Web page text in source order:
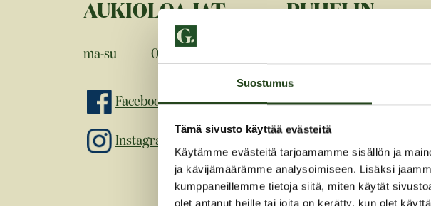
Suostumus
Tämä sivusto käyttää evästeitä
Käytämme evästeitä tarjoamamme sisällön ja
ja kävijämäärämme analysoimiseen. Lisäksi
kumppaneillemme tietoja siitä, miten käytät
olet antanut heille tai joita on kerätty, kun olet
AUKIOLOAJAT
ma-su 00-24
Facebook
Instagram
PUHELIN
SÄHKÖPOSTI
kauniainen-